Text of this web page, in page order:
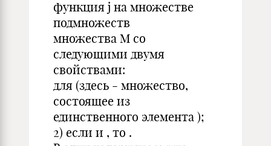
функция j на множестве
подмножеств
множества M со
следующими двумя
свойствами:
для (здесь - множество,
состоящее из
единственного элемента );
2) если и , то .